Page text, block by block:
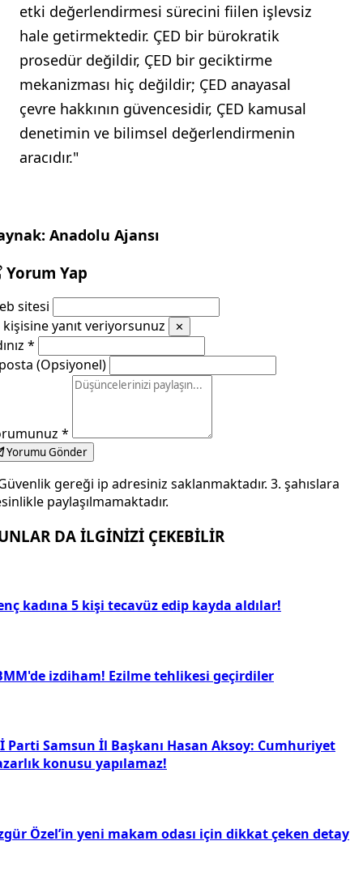
etki değerlendirmesi sürecini fiilen işlevsiz
hale getirmektedir. ÇED bir bürokratik
prosedür değildir, ÇED bir geciktirme
mekanizması hiç değildir; ÇED anayasal
çevre hakkının güvencesidir, ÇED kamusal
denetimin ve bilimsel değerlendirmenin
aracıdır."
Anadolu Ajansı
Yorum Yap
sitesi
kişisine yanıt veriyorsunuz
✕
*
(Opsiyonel)
*
Yorumu Gönder
gereği ip adresiniz saklanmaktadır. 3. şahıslara
paylaşılmamaktadır.
DA İLGİNİZİ ÇEKEBİLİR
kadına 5 kişi tecavüz edip kayda aldılar!
izdiham! Ezilme tehlikesi geçirdiler
Parti Samsun İl Başkanı Hasan Aksoy: Cumhuriyet
konusu yapılamaz!
Özel’in yeni makam odası için dikkat çeken detay